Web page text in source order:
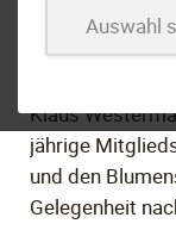
Auswahl
eine Weile.
Klaus
jährige
und den
Gelegenheit